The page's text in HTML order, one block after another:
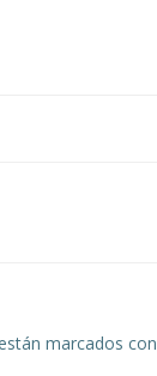
marcados con